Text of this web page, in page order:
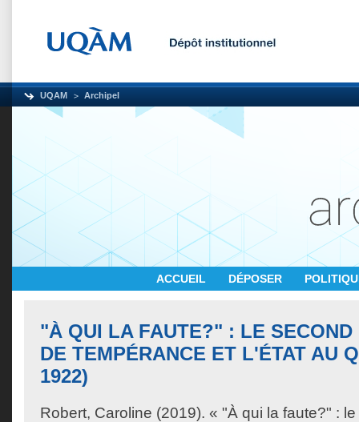
UQAM Archipel
ACCUEIL DÉPOSER
"À QUI LA FAUTE?" : LE SECOND
DE TEMPÉRANCE ET L'ÉTAT AU
1922)
Robert, Caroline (2019). « "À qui la faute?" :